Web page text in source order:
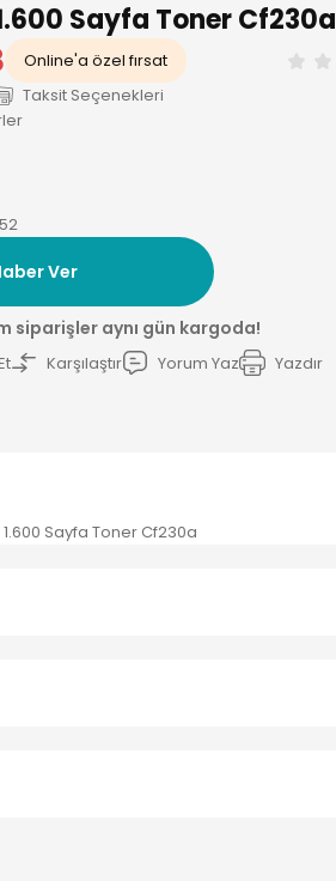
Sayfa Toner Cf230a
Online'a özel fırsat
Taksit Seçenekleri
Ver
siparişler aynı gün kargoda!
Karşılaştır Yorum Yaz Yazdır
Sayfa Toner Cf230a